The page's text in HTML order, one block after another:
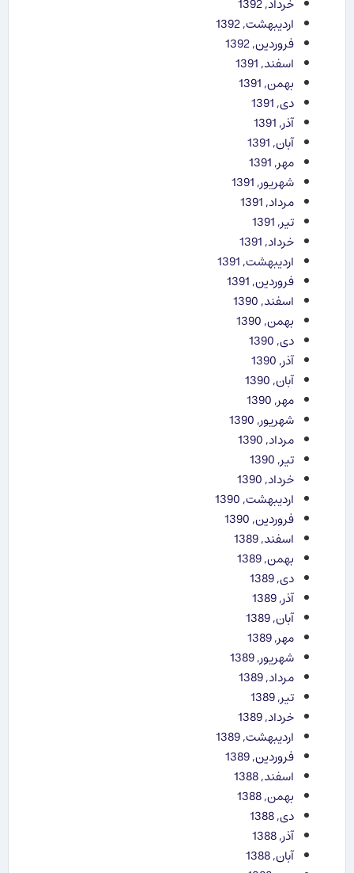
خرداد, 1392
اردیبهشت, 1392
فروردین, 1392
اسفند, 1391
بهمن, 1391
دی, 1391
آذر, 1391
آبان, 1391
مهر, 1391
شهریور, 1391
مرداد, 1391
تیر, 1391
خرداد, 1391
اردیبهشت, 1391
فروردین, 1391
اسفند, 1390
بهمن, 1390
دی, 1390
آذر, 1390
آبان, 1390
مهر, 1390
شهریور, 1390
مرداد, 1390
تیر, 1390
خرداد, 1390
اردیبهشت, 1390
فروردین, 1390
اسفند, 1389
بهمن, 1389
دی, 1389
آذر, 1389
آبان, 1389
مهر, 1389
شهریور, 1389
مرداد, 1389
تیر, 1389
خرداد, 1389
اردیبهشت, 1389
فروردین, 1389
اسفند, 1388
بهمن, 1388
دی, 1388
آذر, 1388
آبان, 1388